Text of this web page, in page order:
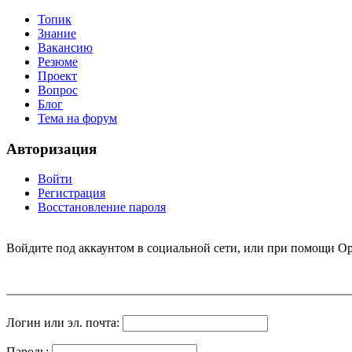
Топик
Знание
Вакансию
Резюме
Проект
Вопрос
Блог
Тема на форум
Авторизация
Войти
Регистрация
Восстановление пароля
Войдите под аккаунтом в социальной сети, или при помощи
Логин или эл. почта: